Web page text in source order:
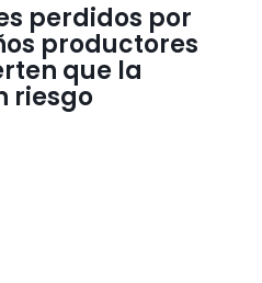
perdidos por
productores
que la
riesgo